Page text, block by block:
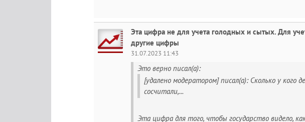
Эта цифра не для учета голодных и сытых. Для
другие цифры
31.07.2023 11:43
Это верно писал(а):
[удалено модератором] писал(а): Сколько у кого
сосчитали,...
Эта цифра для того, чтобы государство видело,